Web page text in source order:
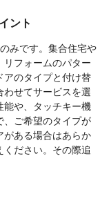
ント
みです。集合住宅や
フォームのパター
アのタイプと付け替
せてサービスを選
や、タッチキー機
ご希望のタイプが
ある場合はあらか
ださい。その際追